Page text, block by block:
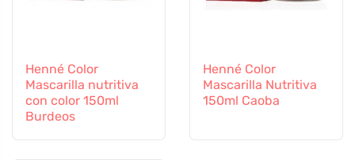
Henné Color
Mascarilla nutritiva
con color 150ml
Burdeos
Henné Color
Mascarilla Nutritiva
150ml Caoba